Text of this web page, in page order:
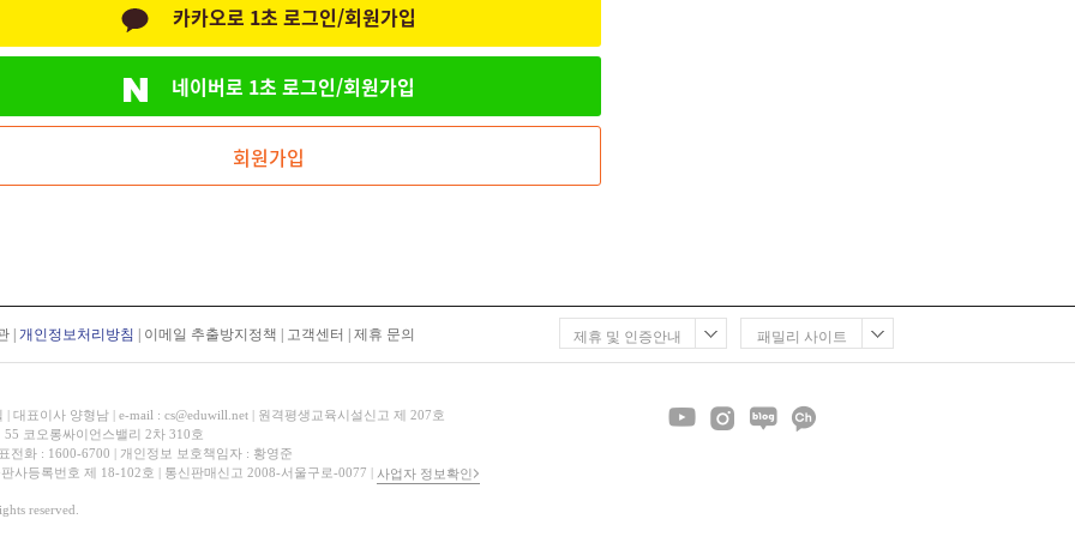
카카오로 1초 로그인/회원가입
네이버로 1초 로그인/회원가입
회원가입
개인정보처리방침 이메일 추출방지정책 고객센터 제휴 문의
대표이사 양형남 | e-mail : cs@eduwill.net | 원격평생교육시설신고 제 207호
코오롱싸이언스밸리 2차 310호
전화 : 1600-6700 | 개인정보 보호책임자 : 황영준
사등록번호 제 18-102호 | 통신판매신고 2008-서울구로-0077 | 사업자 정보확인
reserved.
패밀리 사이트
제휴 및 인증안내